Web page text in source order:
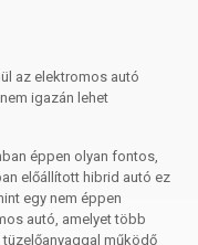
az elektromos autó
igazán lehet
éppen olyan fontos,
előállított hibrid autó ez
egy nem éppen
autó, amelyet több
működő